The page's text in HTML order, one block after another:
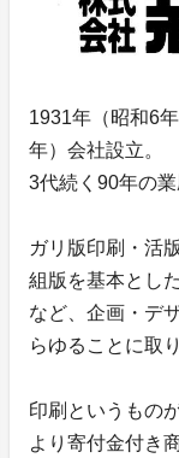
1931年（昭和6
年）会社設立。
3代続く90年の業
ガリ版印刷・活
組版を基本とし
など、企画・デ
らゆることに取
印刷というもの
より寄付金付き